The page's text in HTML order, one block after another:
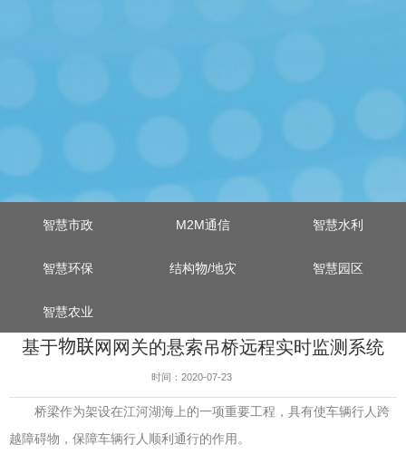
智慧市政 M2M通信 智慧水利
智慧环保 结构物/地灾 智慧园区
智慧农业
基于物联网网关的悬索吊桥远程实时监测系统
时间：2020-07-23
桥梁作为架设在江河湖海上的一项重要工程，具有使车辆行人跨
越障碍物，保障车辆行人顺利通行的作用。